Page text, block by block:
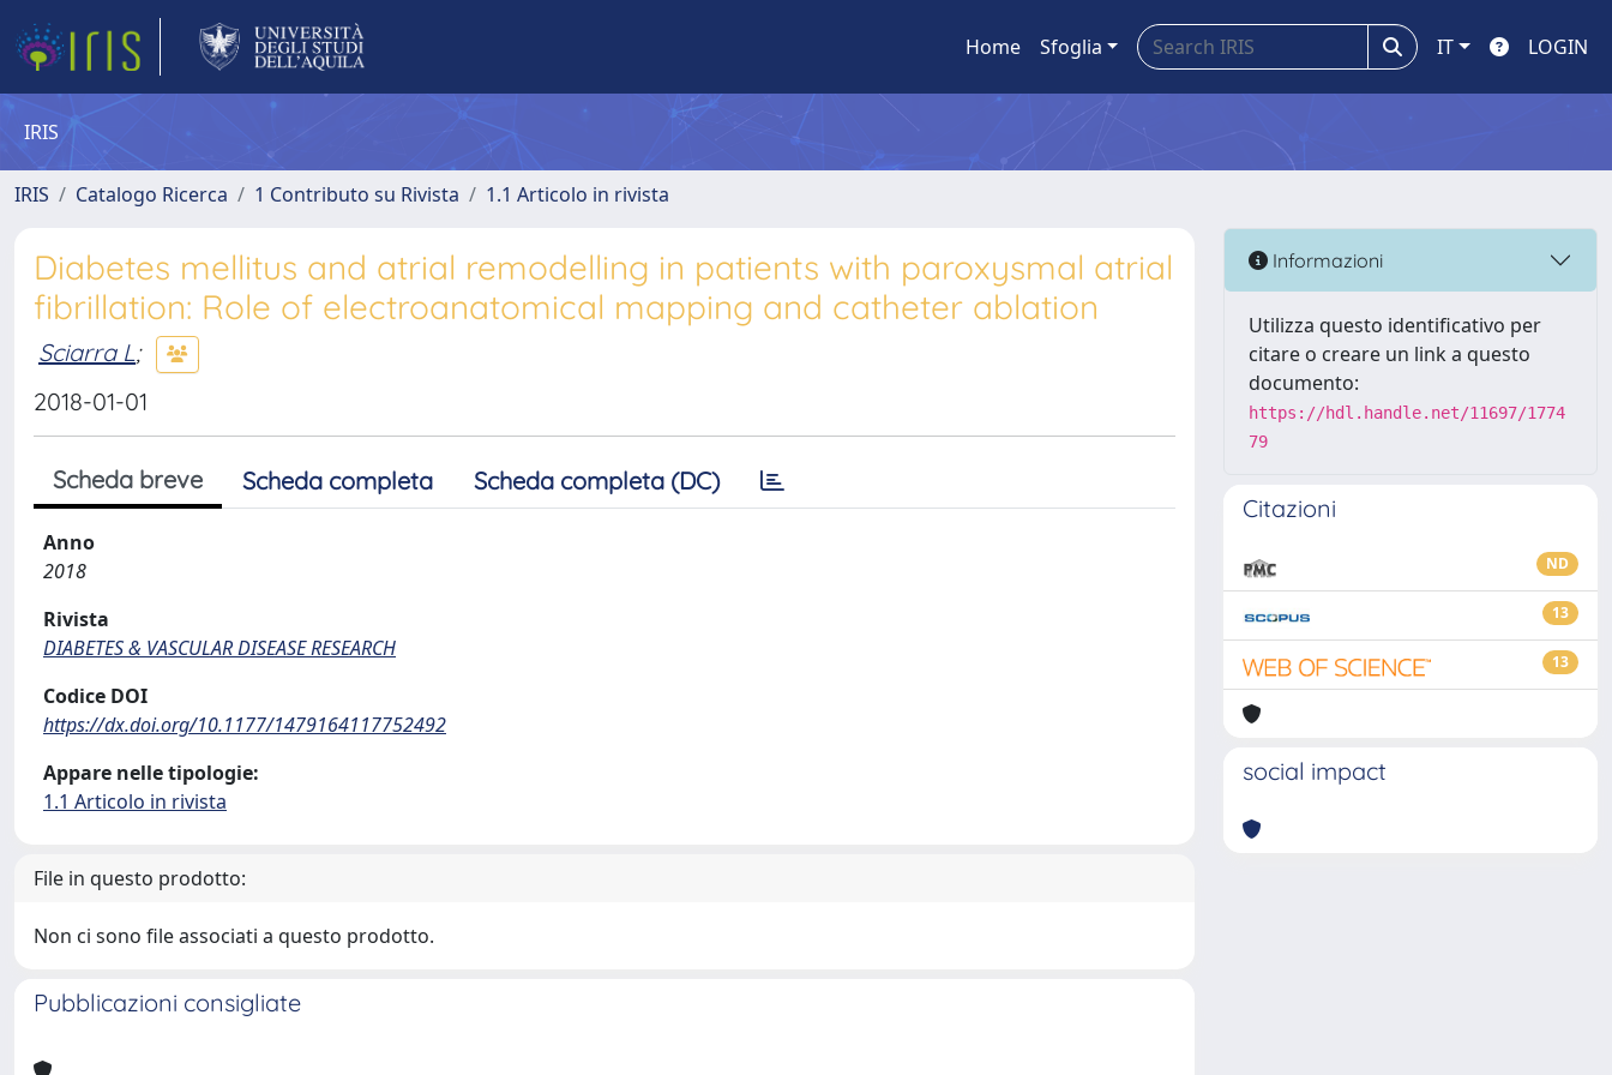
Home Sfoglia IT LOGIN
IRIS
IRIS Catalogo Ricerca 1 Contributo su Rivista 1.1 Articolo in rivista
Diabetes mellitus and atrial remodelling in patients with paroxysmal atrial
fibrillation: Role of electroanatomical mapping and catheter ablation
Sciarra L;
2018-01-01
Scheda breve Scheda completa Scheda completa (DC)
Anno
2018
Rivista
DIABETES & VASCULAR DISEASE RESEARCH
Codice DOI
https://dx.doi.org/10.1177/1479164117752492
Appare nelle tipologie:
1.1 Articolo in rivista
File in questo prodotto:
Non ci sono file associati a questo prodotto.
Pubblicazioni consigliate
Informazioni
Utilizza questo identificativo per
citare o creare un link a questo
documento:
https://hdl.handle.net/11697/1774
79
Citazioni
ND
13
13
social impact